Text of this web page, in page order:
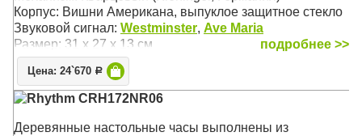
Корпус: Вишни Американа, выпуклое защитное стекло
Звуковой сигнал: Westminster, Ave Maria
Размер: 31 х 27 х 13 см
подробнее >>
Цена: 24`670 Р
Rhythm CRH172NR06
Деревянные настольные часы выполнены из